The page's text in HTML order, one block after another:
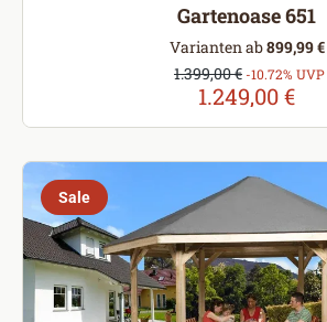
Gartenoase 651
Varianten ab899,99 €
Verkaufspreis:
1.249,00 €
Regulärer Preis:
1.399,00 € -10.72% UVP
Sale